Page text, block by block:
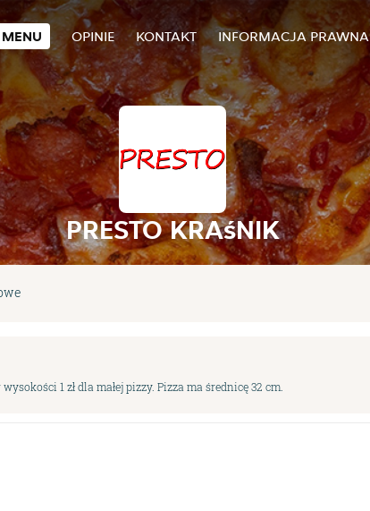
MENU OPINIE KONTAKT INFORMACJA PRAWNA
PRESTO KRAśNIK
1 zł dla małej pizzy. Pizza ma średnicę 32 cm.